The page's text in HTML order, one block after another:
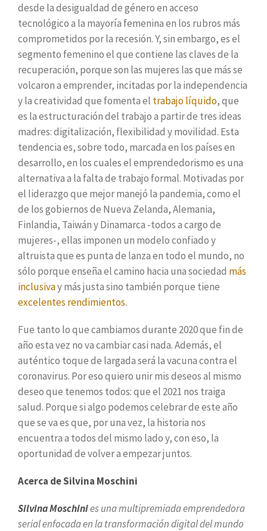
desde la desigualdad de género en acceso
tecnológico a la mayoría femenina en los rubros más
comprometidos por la recesión. Y, sin embargo, es el
segmento femenino el que contiene las claves de la
recuperación, porque son las mujeres las que más se
volcaron a emprender, incitadas por la independencia
y la creatividad que fomenta el trabajo líquido, que
es la estructuración del trabajo a partir de tres ideas
madres: digitalización, flexibilidad y movilidad. Esta
tendencia es, sobre todo, marcada en los países en
desarrollo, en los cuales el emprendedorismo es una
alternativa a la falta de trabajo formal. Motivadas por
el liderazgo que mejor manejó la pandemia, como el
de los gobiernos de Nueva Zelanda, Alemania,
Finlandia, Taiwán y Dinamarca -todos a cargo de
mujeres-, ellas imponen un modelo confiado y
altruista que es punta de lanza en todo el mundo, no
sólo porque enseña el camino hacia una sociedad más
inclusivay más justa sino también porque tiene
excelentes rendimientos.
Fue tanto lo que cambiamos durante 2020 que fin de
año esta vez no va cambiar casi nada. Además, el
auténtico toque de largada será la vacuna contra el
coronavirus. Por eso quiero unir mis deseos al mismo
deseo que tenemos todos: que el 2021 nos traiga
salud. Porque si algo podemos celebrar de este año
que se va es que, por una vez, la historia nos
encuentra a todos del mismo lado y, con eso, la
oportunidad de volver a empezar juntos.
Acerca de Silvina Moschini
Silvina Moschinies una multipremiada emprendedora
serial enfocada en la transformación digital del mundo